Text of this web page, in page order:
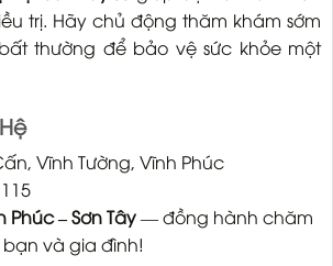
trị. Hãy chủ động thăm khám sớm
thường để bảo vệ sức khỏe một
Vĩnh Tường, Vĩnh Phúc
– Sơn Tây— đồng hành chăm
và gia đình!